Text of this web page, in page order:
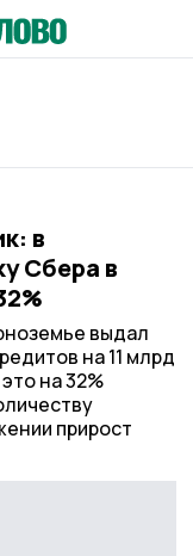
в
Сбера в
выдал
на 11 млрд
на 32%
прирост